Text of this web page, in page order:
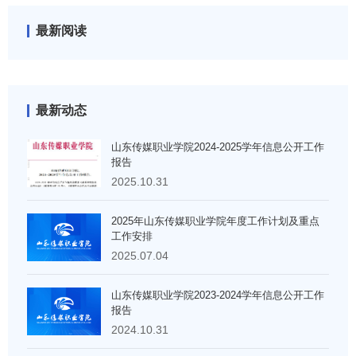
最新阅读
最新动态
山东传媒职业学院2024-2025学年信息公开工作
报告
2025.10.31
2025年山东传媒职业学院年度工作计划及重点
工作安排
2025.07.04
山东传媒职业学院2023-2024学年信息公开工作
报告
2024.10.31